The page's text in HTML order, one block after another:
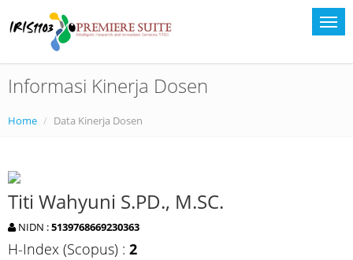
Informasi Kinerja Dosen
Home Data Kinerja Dosen
Titi Wahyuni S.PD., M.SC.
NIDN :5139768669230363
H-Index (Scopus) : 2